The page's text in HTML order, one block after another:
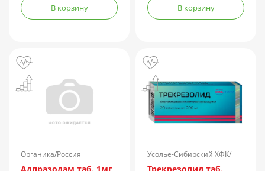
В корзину В корзину
Органика/Россия
Усолье-Сибирский ХФК/
Россия